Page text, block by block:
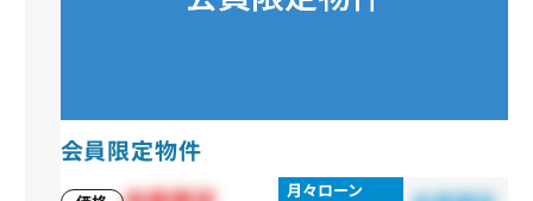
会員限定物件
月々ローン